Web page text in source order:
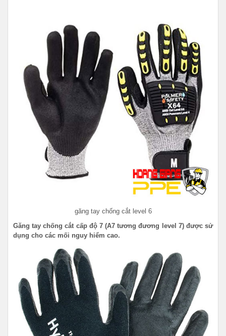
găng tay chống cắt level 6
Găng tay chống cắt cấp độ 7 (A7 tương đương level 7) được sử
dụng cho các mối nguy hiểm cao.